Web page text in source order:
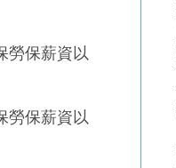
勞保薪資以
勞保薪資以